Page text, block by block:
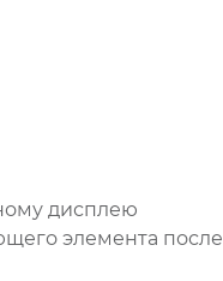
дисплею
элемента после